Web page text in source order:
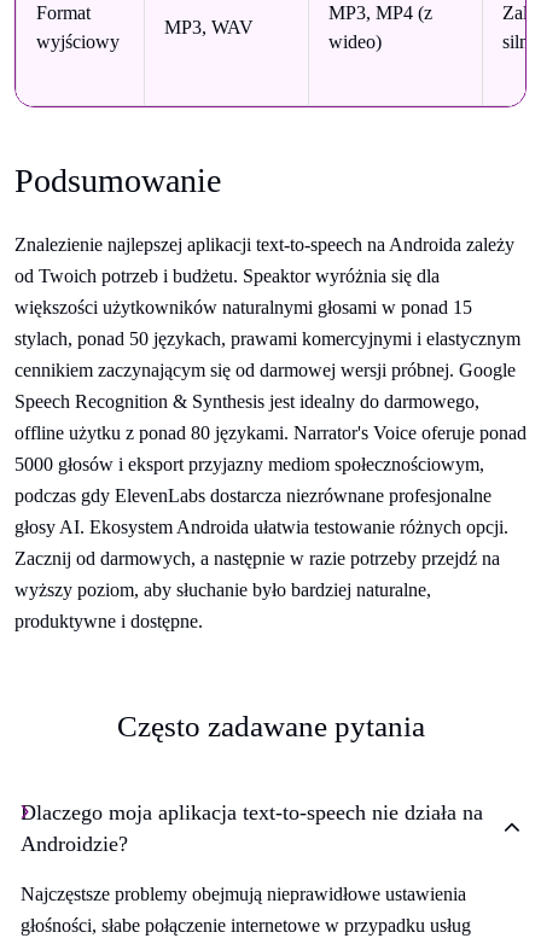
Format
wyjściowy
MP3, WAV
MP3, MP4 (z
wideo)
Podsumowanie
Znalezienie najlepszej aplikacji text-to-speech na Androida zależy
od Twoich potrzeb i budżetu. Speaktor wyróżnia się dla
większości użytkowników naturalnymi głosami w ponad 15
stylach, ponad 50 językach, prawami komercyjnymi i elastycznym
cennikiem zaczynającym się od darmowej wersji próbnej. Google
Speech Recognition & Synthesis jest idealny do darmowego,
offline użytku z ponad 80 językami. Narrator's Voice oferuje ponad
5000 głosów i eksport przyjazny mediom społecznościowym,
podczas gdy ElevenLabs dostarcza niezrównane profesjonalne
głosy AI. Ekosystem Androida ułatwia testowanie różnych opcji.
Zacznij od darmowych, a następnie w razie potrzeby przejdź na
wyższy poziom, aby słuchanie było bardziej naturalne,
produktywne i dostępne.
Często zadawane pytania
Dlaczego moja aplikacja text-to-speech nie działa na
Androidzie?
Najczęstsze problemy obejmują nieprawidłowe ustawienia
głośności, słabe połączenie internetowe w przypadku usług